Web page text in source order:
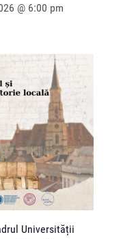
@ 6:00 pm
Universității